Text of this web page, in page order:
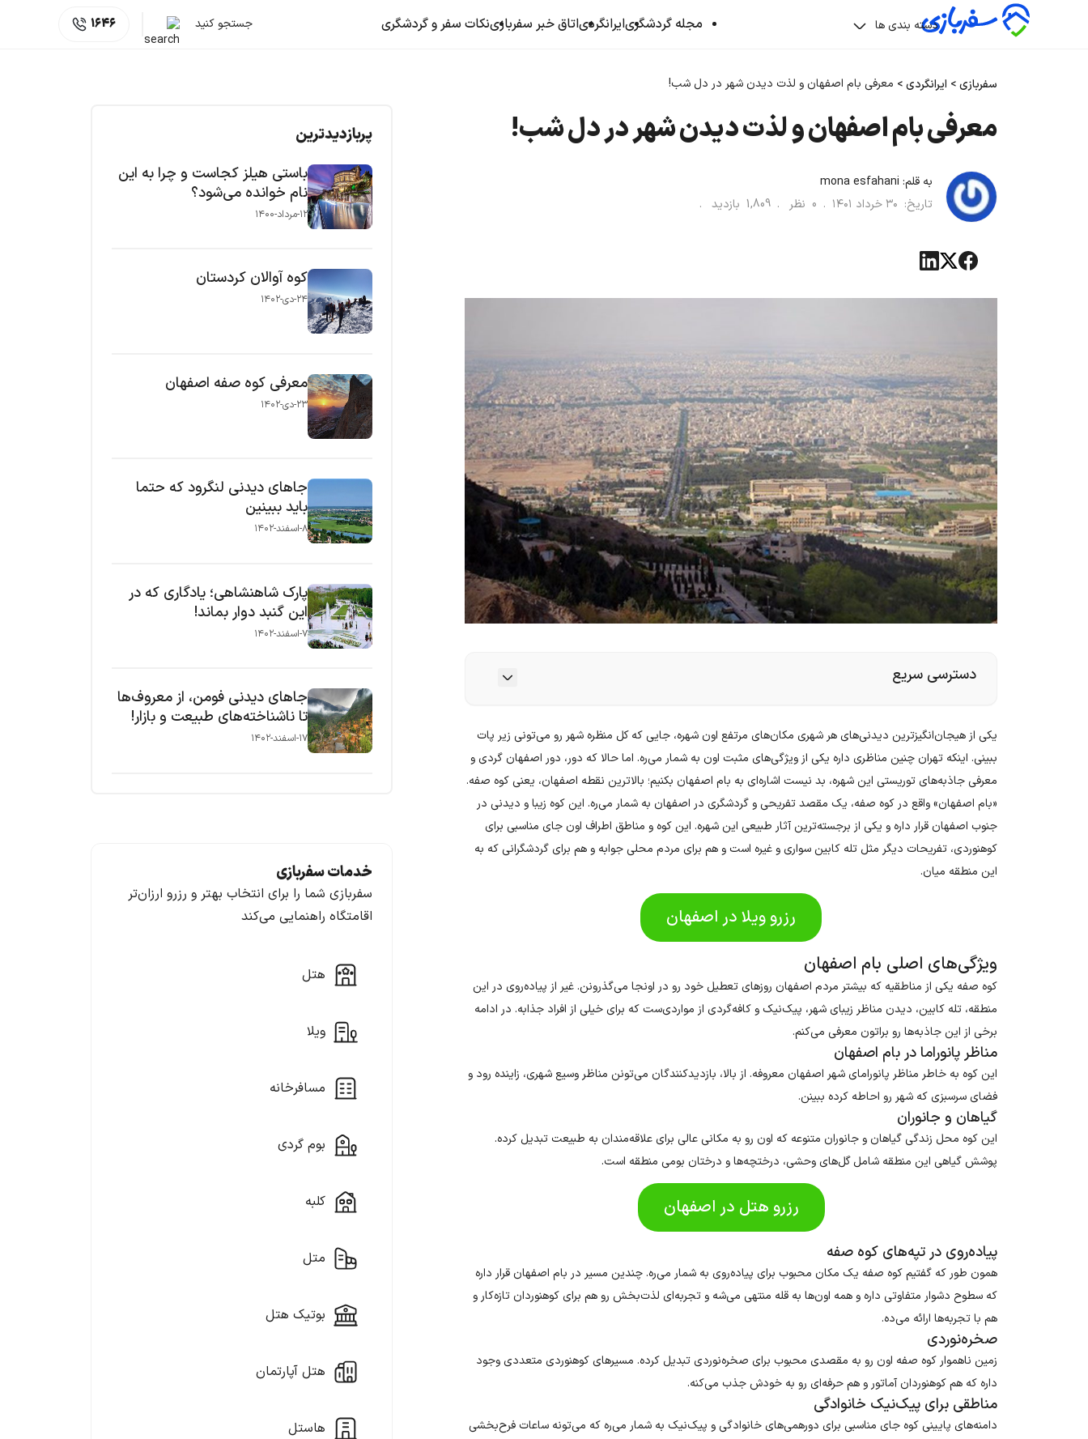
دسته بندی ها مجله گردشگریایرانگردیاتاق خبر سفربازینکات سفر و گردشگری جستجو کنید 1646
سفربازی> ایرانگردی> معرفی بام اصفهان و لذت دیدن شهر در دل شب!
معرفی بام اصفهان و لذت دیدن شهر در دل شب!
به قلم: mona esfahani
تاریخ: ۳۰ خرداد ۱۴۰۱ .
0 نظر . 1,809 بازدید .
دسترسی سریع
یکی از هیجان‌انگیزترین دیدنی‌های هر شهری مکان‌های مرتفع اون شهره، جایی که کل منظره شهر رو می‌تونی زیر پات
ببینی. اینکه تهران چنین مناظری داره یکی از ویژگی‌های مثبت اون به شمار می‌ره. اما حالا که دور، دور اصفهان گردی و
معرفی جاذبه‌های توریستی این شهره، بد نیست اشاره‌ای به بام اصفهان بکنیم؛ بالاترین نقطه اصفهان، یعنی کوه صفه.
«بام اصفهان» واقع در کوه صفه، یک مقصد تفریحی و گردشگری در اصفهان به شمار می‌ره. این کوه زیبا و دیدنی در
جنوب اصفهان قرار داره و یکی از برجسته‌ترین آثار طبیعی این شهره. این کوه و مناطق اطراف اون جای مناسبی برای
کوهنوردی، تفریحات دیگر مثل تله کابین سواری و غیره است و هم برای مردم محلی جوابه و هم برای گردشگرانی که به
این منطقه میان.
رزرو ویلا در اصفهان
ویژگی‌های اصلی بام اصفهان
کوه صفه یکی از مناطقیه که بیشتر مردم اصفهان روزهای تعطیل خود رو در اونجا می‌گذرونن. غیر از پیاده‌روی در این
منطقه، تله کابین، دیدن مناظر زیبای شهر، پیک‌نیک و کافه‌گردی از مواردی‌ست که برای خیلی از افراد جذابه. در ادامه
برخی از این جاذبه‌ها رو براتون معرفی می‌کنم.
مناظر پانوراما در بام اصفهان
این کوه به خاطر مناظر پانورامای شهر اصفهان معروفه. از بالا، بازدیدکنندگان می‌تونن مناظر وسیع شهری، زاینده رود و
فضای سرسبزی که شهر رو احاطه کرده ببینن.
گیاهان و جانوران
این کوه محل زندگی گیاهان و جانوران متنوعه که اون رو به مکانی عالی برای علاقه‌مندان به طبیعت تبدیل کرده.
پوشش گیاهی این منطقه شامل گل‌های وحشی، درختچه‌ها و درختان بومی منطقه است.
رزرو هتل در اصفهان
پیاده‌روی در تپه‌های کوه صفه
همون طور که گفتیم کوه صفه یک مکان محبوب برای پیاده‌روی به شمار می‌ره. چندین مسیر در بام اصفهان قرار داره
که سطوح دشوار متفاوتی داره و همه اون‌ها به قله منتهی می‌شه و تجربه‌ای لذت‌بخش رو هم برای کوهنوردان تازه‌کار و
هم با تجربه‌ها ارائه می‌ده.
صخره‌نوردی
زمین ناهموار کوه صفه اون رو به مقصدی محبوب برای صخره‌نوردی تبدیل کرده. مسیرهای کوهنوردی متعددی وجود
داره که هم کوهنوردان آماتور و هم حرفه‌ای رو به خودش جذب می‌کنه.
مناطقی برای پیک‌نیک خانوادگی
دامنه‌های پایینی کوه جای مناسبی برای دورهمی‌های خانوادگی و پیک‌نیک به شمار می‌ره که می‌تونه ساعات فرح‌بخشی
پربازدیدترین
باستی هیلز کجاست و چرا به این
نام خوانده می‌شود؟
۱۲-مرداد-۱۴۰۰
کوه آوالان کردستان
۲۴-دی-۱۴۰۲
معرفی کوه صفه اصفهان
۲۳-دی-۱۴۰۲
جاهای دیدنی لنگرود که حتما
باید ببینین
۸-اسفند-۱۴۰۲
پارک شاهنشاهی؛ یادگاری که در
این گنبد دوار بماند!
۷-اسفند-۱۴۰۲
جاهای دیدنی فومن، از معروف‌ها
تا ناشناخته‌های طبیعت و بازار!
۱۷-اسفند-۱۴۰۲
خدمات سفربازی
سفربازی شما را برای انتخاب بهتر و رزرو ارزان‌تر
اقامتگاه راهنمایی می‌کند
هتل
ویلا
مسافرخانه
بوم گردی
کلبه
متل
بوتیک هتل
هتل آپارتمان
هاستل